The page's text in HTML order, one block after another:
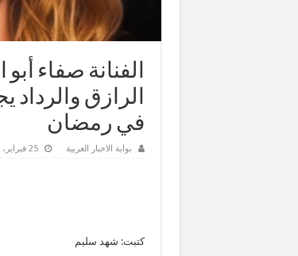
الفنانة صفاء
في رمضان
بوابة الاخبار العربية 25 فبراير، 2025
كتبت: شهد سليم